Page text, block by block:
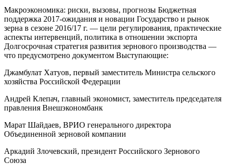
Макроэкономика: риски, вызовы, прогнозы Бюджетная
поддержка 2017-ожидания и новации Государство и рынок
зерна в сезоне 2016/17 г. — цели регулирования, практические
аспекты интервенций, политика в отношении экспорта
Долгосрочная стратегия развития зернового производства —
что предусмотрено документом Выступающие:
Джамбулат Хатуов, первый заместитель Министра сельского
хозяйства Российской Федерации
Андрей Клепач, главный экономист, заместитель председателя
правления Внешэкономбанк
Марат Шайдаев, ВРИО генерального директора
Объединенной зерновой компании
Аркадий Злочевский, президент Российского Зернового
Союза